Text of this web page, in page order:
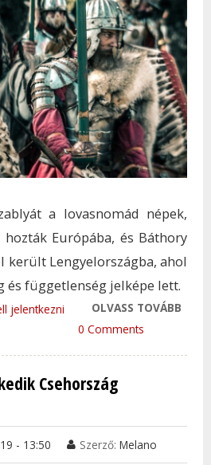
a lovasnomád népek,
Európába, és Báthory
került Lengyelországba, ahol
és függetlenség jelképe lett.
OLVASS TOVÁBB
jelentkezni
0 Comments
Csehország
- 13:50 Szerző: Melano